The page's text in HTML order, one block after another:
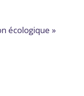
écologique »